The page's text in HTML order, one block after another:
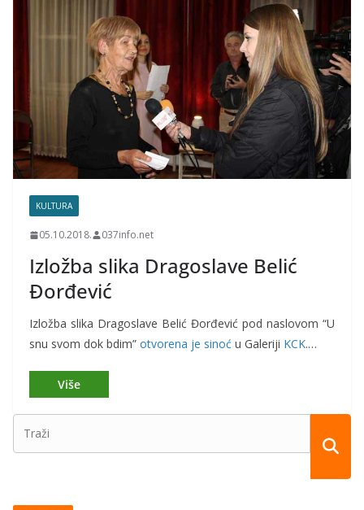
KULTURA
05.10.2018. 037info.net
Izložba slika Dragoslave Belić
Đorđević
Izložba slika Dragoslave Belić Đorđević pod naslovom “U
snu svom dok bdim” otvorena je sinoć u Galeriji KCK.…